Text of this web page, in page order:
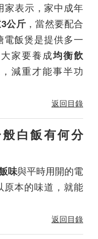
家表示，家中成年
3公斤 ，當然要配合
電飯煲是提供多一
家要養成均衡飲
，減重才能事半功
返回目錄
白飯有何分
味與平時用開的電
原本的味道，就能
返回目錄